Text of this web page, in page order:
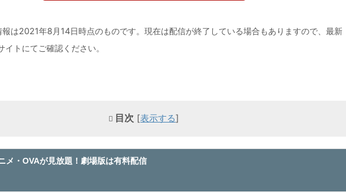
は2021年8月14日時点のものです。現在は配信が終了している場合もありますので、最新
イトにてご確認ください。
目次 [表示する]
メ・OVAが見放題！劇場版は有料配信